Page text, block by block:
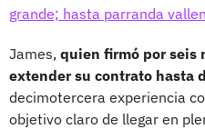
grande; hasta parranda
James, quien firmó por seis
extender su contrato hasta
decimotercera experiencia
objetivo claro de llegar en